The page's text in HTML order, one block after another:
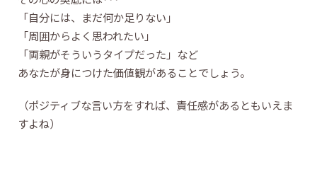
「自分には、まだ何か足りない」
「周囲からよく思われたい」
「両親がそういうタイプだった」など
あなたが身につけた価値観があることでしょう。
（ポジティブな言い方をすれば、責任感があるともいえま
すよね）